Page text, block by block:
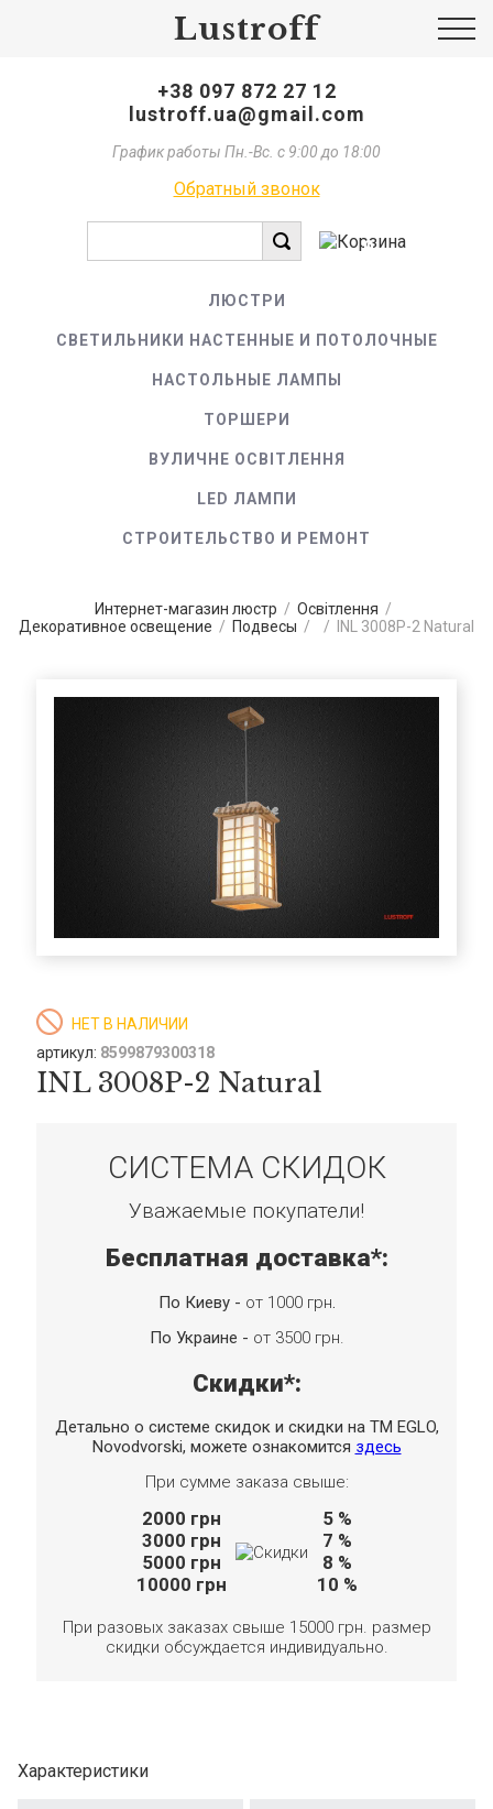
Lustroff
+38 097 872 27 12
lustroff.ua@gmail.com
График работы Пн.-Вс. с 9:00 до 18:00
Обратный звонок
0
ЛЮСТРИ
СВЕТИЛЬНИКИ НАСТЕННЫЕ И ПОТОЛОЧНЫЕ
НАСТОЛЬНЫЕ ЛАМПЫ
ТОРШЕРИ
ВУЛИЧНЕ ОСВІТЛЕННЯ
LED ЛАМПИ
СТРОИТЕЛЬСТВО И РЕМОНТ
Интернет-магазин люстр / Освітлення /
Декоративное освещение / Подвесы / / INL 3008P-2 Natural
НЕТ В НАЛИЧИИ
артикул: 8599879300318
INL 3008P-2 Natural
СИСТЕМА СКИДОК
Уважаемые покупатели!
Бесплатная доставка*:
По Киеву - от 1000 грн.
По Украине - от 3500 грн.
Скидки*:
Детально о системе скидок и скидки на TM EGLO,
Novodvorski, можете ознакомится здесь
При сумме заказа свыше:
2000 грн
3000 грн
5000 грн
10000 грн
5 %
7 %
8 %
10 %
При разовых заказах свыше 15000 грн. размер
скидки обсуждается индивидуально.
Характеристики